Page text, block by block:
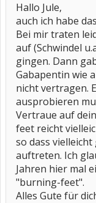
Hallo Jule,
auch ich habe
Bei mir traten
auf (Schwindel
gingen. Dann
Gabapentin wie
nicht vertragen.
ausprobieren
Vertraue auf
feet reicht
so dass
auftreten. Ich
Jahren hier mal
"burning-feet".
Alles Gute für